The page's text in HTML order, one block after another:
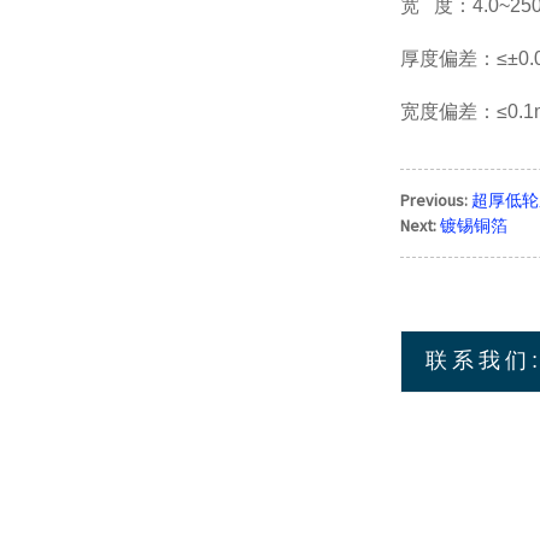
宽 度：
厚度偏差：
宽度偏差：
Previous: 超厚低
Next:镀锡铜箔
联系我